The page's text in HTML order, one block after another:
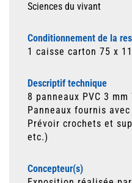
Sciences du vivant
Conditionnement de la
1 caisse carton 75 x
Descriptif technique
8 panneaux PVC 3 mm
Panneaux fournis
Prévoir crochets et
etc.)
Concepteur(s)